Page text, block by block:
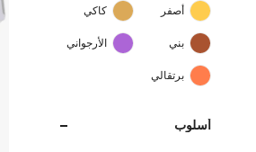
أصفر كاكي
بني الأرجواني
برتقالي
أسلوب